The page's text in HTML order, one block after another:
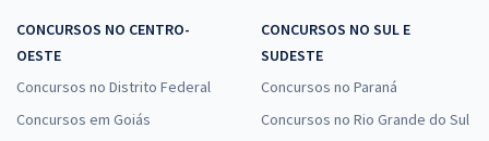
CONCURSOS NO CENTRO-
OESTE
Concursos no Distrito Federal
Concursos em Goiás
CONCURSOS NO SUL E
SUDESTE
Concursos no Paraná
Concursos no Rio Grande do Sul